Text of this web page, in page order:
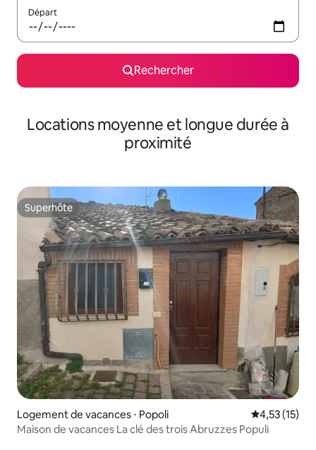
Départ
Rechercher
Locations moyenne et longue durée à
proximité
Superhôte
Superhôte
Logement de vacances ⋅ Popoli Évaluation
4,53 (15)
Maison de vacances La clé des trois Abruzzes Populi